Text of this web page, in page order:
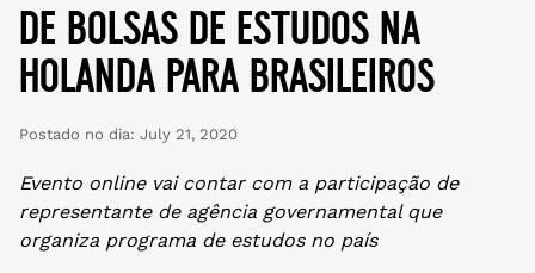
de bolsas de estudos na
holanda para brasileiros
Postado no dia: July 21, 2020
Evento online vai contar com a participação de
representante de agência governamental que
organiza programa de estudos no país